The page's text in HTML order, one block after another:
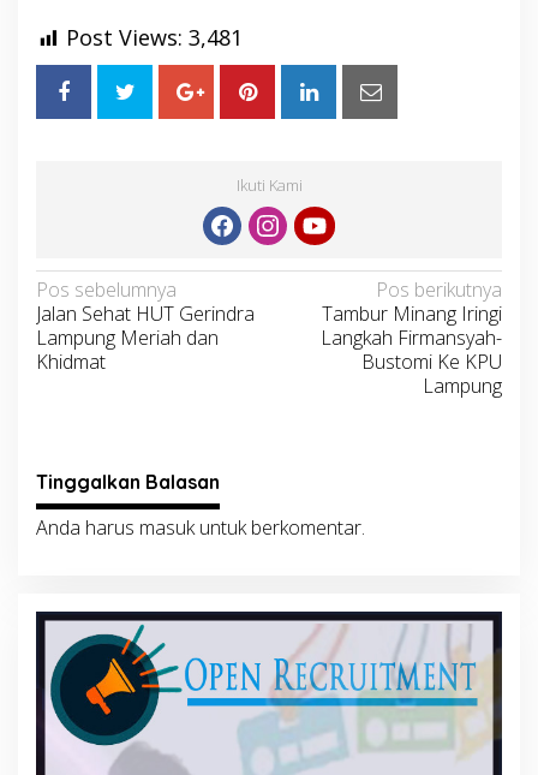
Post Views: 3,481
Ikuti Kami
Navigasi
pos
Pos sebelumnya
Jalan Sehat HUT Gerindra
Lampung Meriah dan
Khidmat
Pos berikutnya
Tambur Minang Iringi
Langkah Firmansyah-
Bustomi Ke KPU
Lampung
Tinggalkan Balasan
Anda harus masukuntuk berkomentar.